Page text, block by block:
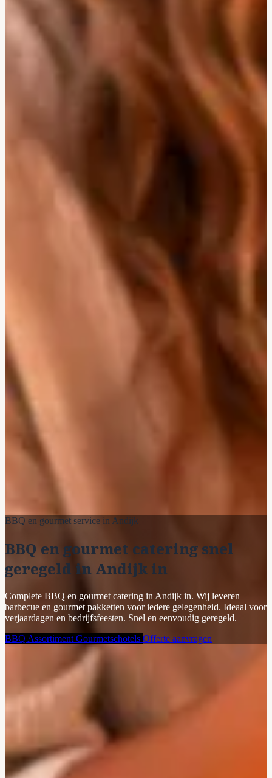
BBQ en gourmet service in Andijk
BBQ en gourmet catering snel
geregeld in Andijk in
Complete BBQ en gourmet catering in Andijk in. Wij leveren
barbecue en gourmet pakketten voor iedere gelegenheid. Ideaal voor
verjaardagen en bedrijfsfeesten. Snel en eenvoudig geregeld.
BBQ Assortiment Gourmetschotels Offerte aanvragen